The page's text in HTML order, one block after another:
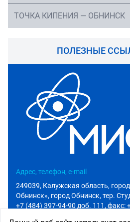
ТОЧКА КИПЕНИЯ — ОБНИНСК
ПОЛЕЗНЫЕ
Адрес, телефон, e-mail
249039, Калужская область,
Обнинск», город Обнинск, тер.
+7 (484) 397-94-90 доб. 111, факс: